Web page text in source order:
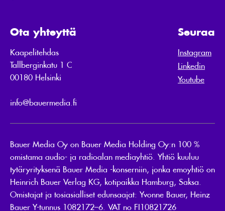
Ota yhteyttä
Kaapelitehdas
Tallberginkatu 1 C
00180 Helsinki
info@bauermedia.fi
Seuraa
Instagram
Linkedin
Youtube
Bauer Media Oy on Bauer Media Holding Oy:n 100 %
omistama audio- ja radioalan mediayhtiö. Yhtiö kuuluu
tytäryrityksenä Bauer Media -konserniin, jonka emoyhtiö on
Heinrich Bauer Verlag KG, kotipaikka Hamburg, Saksa.
Omistajat ja tosiasialliset edunsaajat: Yvonne Bauer, Heinz
Bauer Y-tunnus 1082172–6. VAT no FI10821726